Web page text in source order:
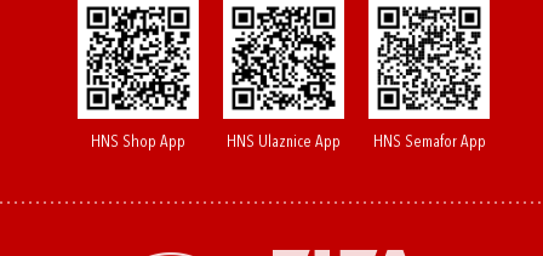
HNS Shop App HNS Ulaznice App HNS Semafor App